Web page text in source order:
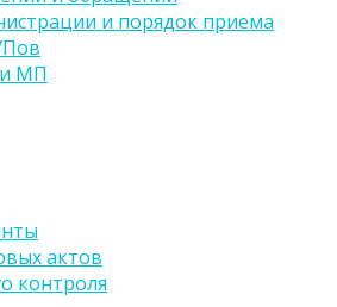
и порядок приема
МП
актов
контроля